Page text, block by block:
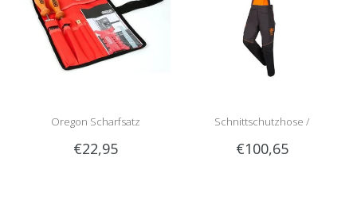
Oregon Scharfsatz
€22,95
Schnittschutzhose /
Schnittschutzlatzhose Sip
€100,65